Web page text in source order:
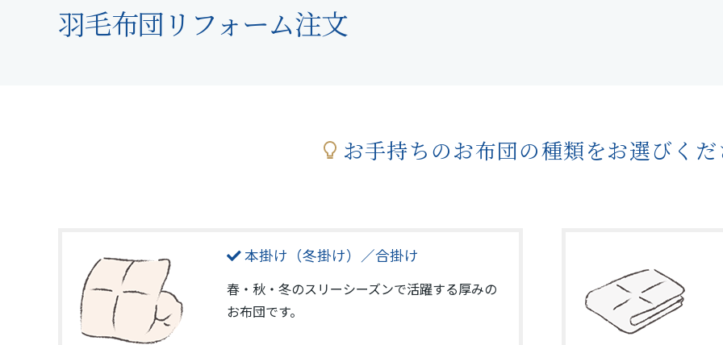
羽毛布団リフォーム注文
お手持ちのお布団の種類をお選びくだ
本掛け（冬掛け）／合掛け
春・秋・冬のスリーシーズンで活躍する厚みの
お布団です。